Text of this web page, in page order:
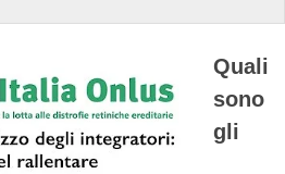
Quali
sono
gli